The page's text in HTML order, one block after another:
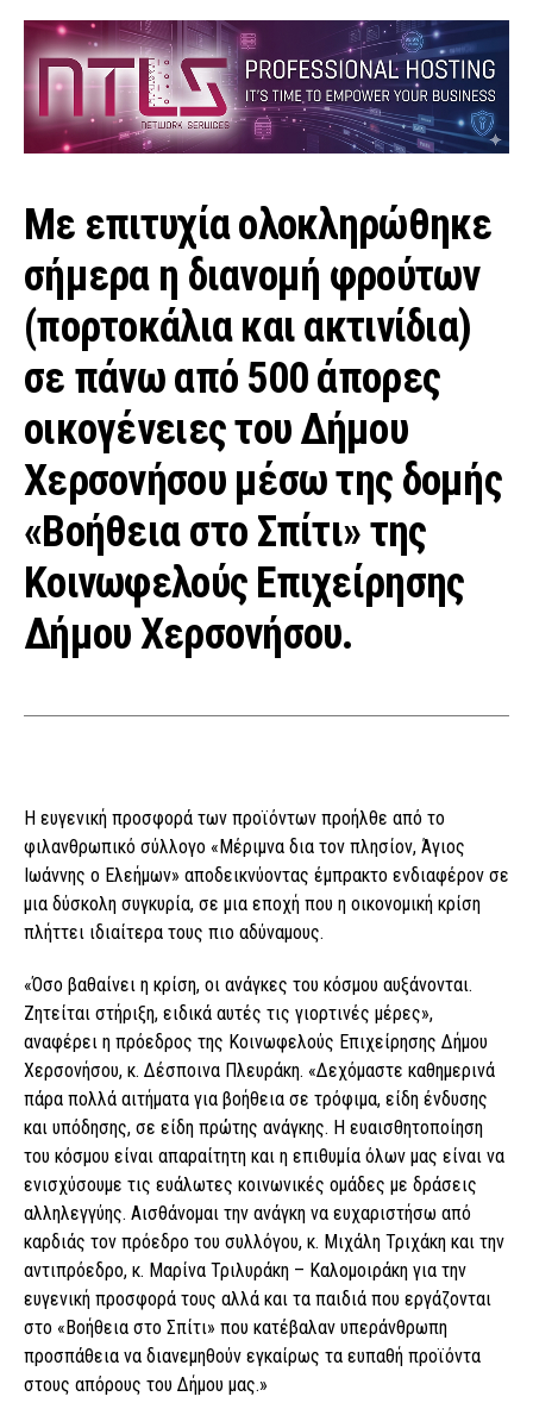
Με επιτυχία ολοκληρώθηκε
σήμερα η διανομή φρούτων
(πορτοκάλια και ακτινίδια)
σε πάνω από 500 άπορες
οικογένειες του Δήμου
Χερσονήσου μέσω της δομής
«Βοήθεια στο Σπίτι» της
Κοινωφελούς Επιχείρησης
Δήμου Χερσονήσου.
Η ευγενική προσφορά των προϊόντων προήλθε από το
φιλανθρωπικό σύλλογο «Μέριμνα δια τον πλησίον, Άγιος
Ιωάννης ο Ελεήμων» αποδεικνύοντας έμπρακτο ενδιαφέρον σε
μια δύσκολη συγκυρία, σε μια εποχή που η οικονομική κρίση
πλήττει ιδιαίτερα τους πιο αδύναμους.
«Όσο βαθαίνει η κρίση, οι ανάγκες του κόσμου αυξάνονται.
Ζητείται στήριξη, ειδικά αυτές τις γιορτινές μέρες»,
αναφέρει η πρόεδρος της Κοινωφελούς Επιχείρησης Δήμου
Χερσονήσου, κ. Δέσποινα Πλευράκη. «Δεχόμαστε καθημερινά
πάρα πολλά αιτήματα για βοήθεια σε τρόφιμα, είδη ένδυσης
και υπόδησης, σε είδη πρώτης ανάγκης. Η ευαισθητοποίηση
του κόσμου είναι απαραίτητη και η επιθυμία όλων μας είναι να
ενισχύσουμε τις ευάλωτες κοινωνικές ομάδες με δράσεις
αλληλεγγύης. Αισθάνομαι την ανάγκη να ευχαριστήσω από
καρδιάς τον πρόεδρο του συλλόγου, κ. Μιχάλη Τριχάκη και την
αντιπρόεδρο, κ. Μαρίνα Τριλυράκη – Καλομοιράκη για την
ευγενική προσφορά τους αλλά και τα παιδιά που εργάζονται
στο «Βοήθεια στο Σπίτι» που κατέβαλαν υπεράνθρωπη
προσπάθεια να διανεμηθούν εγκαίρως τα ευπαθή προϊόντα
στους απόρους του Δήμου μας.»